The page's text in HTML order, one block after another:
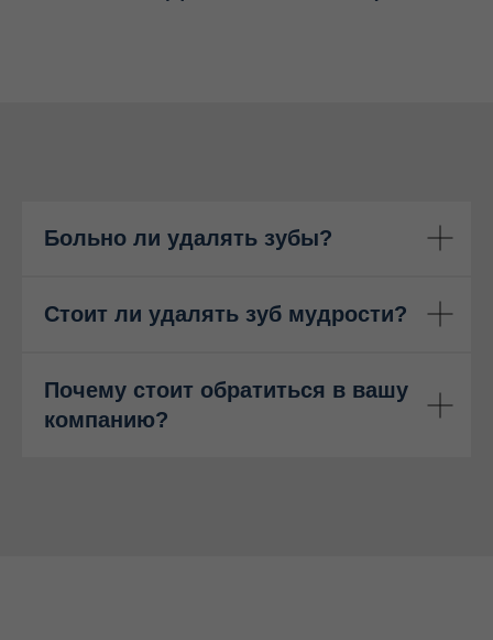
Больно ли удалять зубы?
Стоит ли удалять зуб мудрости?
Почему стоит обратиться в вашу
компанию?